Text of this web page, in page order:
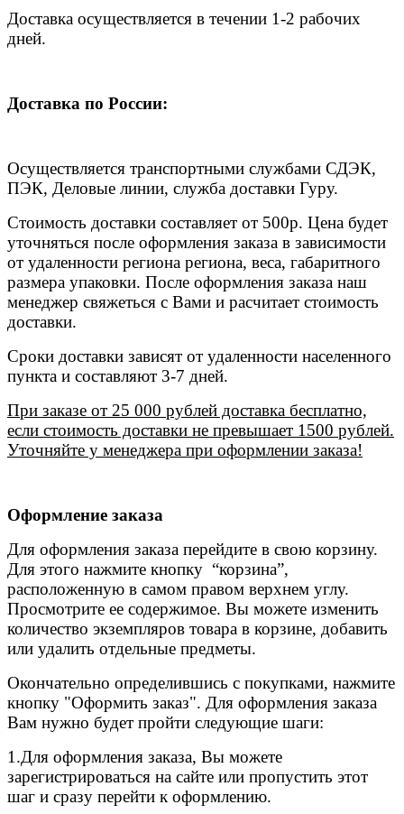
Доставка осуществляется в течении 1-2 рабочих
дней.
Доставка по России:
Осуществляется транспортными службами СДЭК,
ПЭК, Деловые линии, служба доставки Гуру.
Стоимость доставки составляет от 500р. Цена будет
уточняться после оформления заказа в зависимости
от удаленности региона региона, веса, габаритного
размера упаковки. После оформления заказа наш
менеджер свяжеться с Вами и расчитает стоимость
доставки.
Сроки доставки зависят от удаленности населенного
пункта и составляют 3-7 дней.
При заказе от 25 000 рублей доставка бесплатно,
если стоимость доставки не превышает 1500 рублей.
Уточняйте у менеджера при оформлении заказа!
Оформление заказа
Для оформления заказа перейдите в свою корзину.
Для этого нажмите кнопку “корзина”,
расположенную в самом правом верхнем углу.
Просмотрите ее содержимое. Вы можете изменить
количество экземпляров товара в корзине, добавить
или удалить отдельные предметы.
Окончательно определившись с покупками, нажмите
кнопку "Оформить заказ". Для оформления заказа
Вам нужно будет пройти следующие шаги:
1.Для оформления заказа, Вы можете
зарегистрироваться на сайте или пропустить этот
шаг и сразу перейти к оформлению.